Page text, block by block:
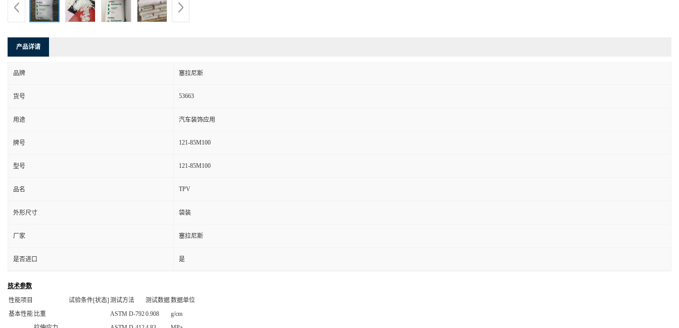
产品详请
品牌 塞拉尼斯
货号 53663
用途 汽车装饰应用
牌号 121-85M100
型号 121-85M100
品名 TPV
外形尺寸 袋装
厂家 塞拉尼斯
是否进口 是
技术参数
性能项目
试验条件[状态] 测试方法 测试数据数据单位
基本性能 比重 ASTM D-7920.908 g/cm